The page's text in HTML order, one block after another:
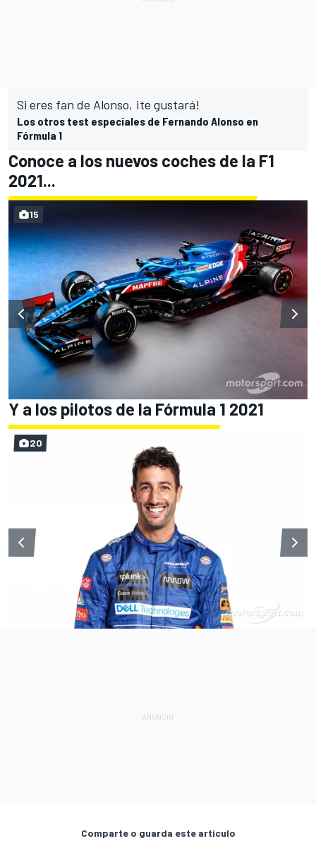
Si eres fan de Alonso, ¡te gustará!
Los otros test especiales de Fernando Alonso en
Fórmula 1
Conoce a los nuevos coches de la F1
2021...
15
Y a los pilotos de la Fórmula 1 2021
20
Comparte o guarda este artículo